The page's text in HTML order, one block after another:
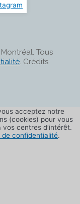
Tous
. Crédits
acceptez notre
(cookies) pour vous
centres d’intérêt.
de confidentialité.